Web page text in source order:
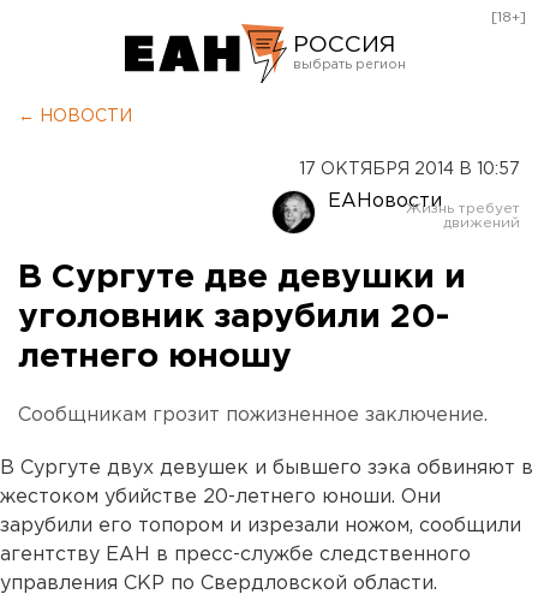
РОССИЯ
Оренбург
[18+]
← НОВОСТИ
17 ОКТЯБРЯ 2014 В 10:57
ЕАНовости
В Сургуте две девушки и
уголовник зарубили 20-
летнего юношу
Сообщникам грозит пожизненное заключение.
В Сургуте двух девушек и бывшего зэка обвиняют в
жестоком убийстве 20-летнего юноши. Они
зарубили его топором и изрезали ножом, сообщили
агентству ЕАН в пресс-службе следственного
управления СКР по Свердловской области.